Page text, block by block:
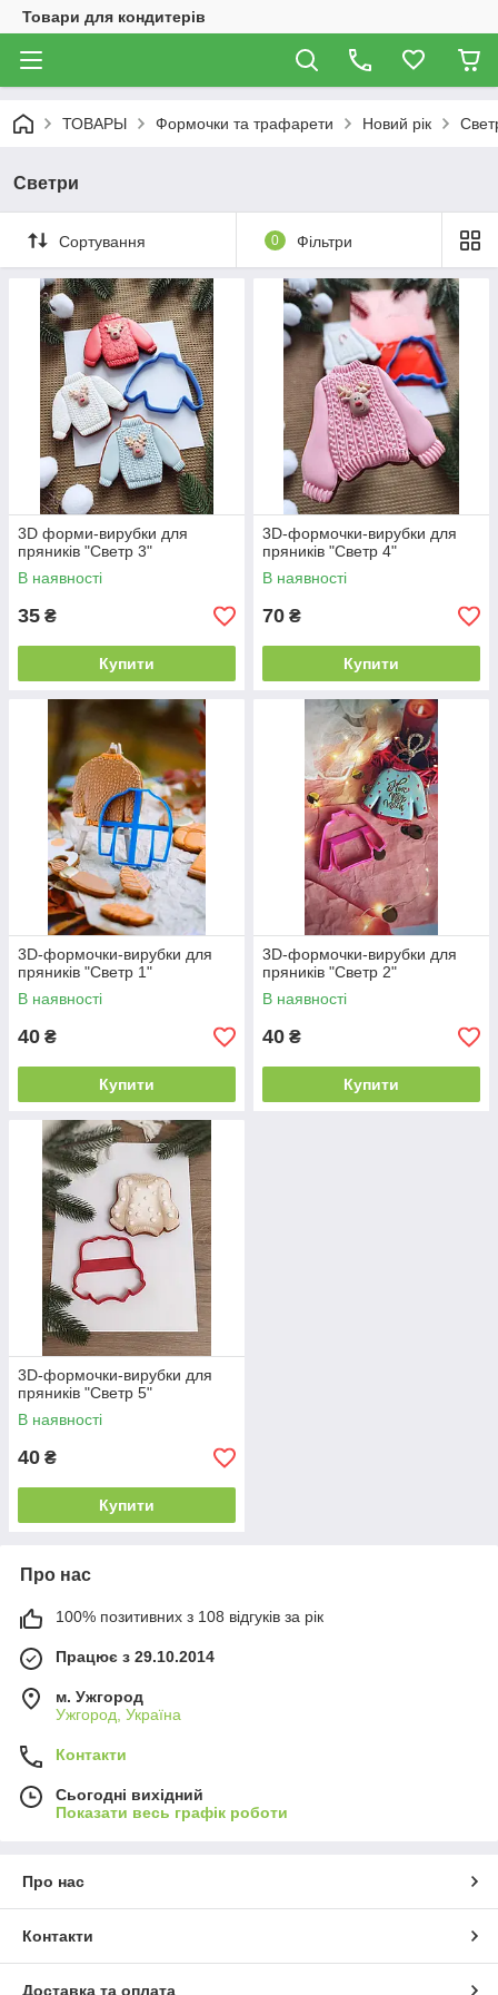
Товари для кондитерів
ТОВАРЫ Формочки та трафарети Новий рік
Светри
Сортування 0 Фільтри
3D форми-вирубки для
пряників "Светр 3"
В наявності
35 ₴
Купити
3D-формочки-вирубки для
пряників "Светр 4"
В наявності
70 ₴
Купити
3D-формочки-вирубки для
пряників "Светр 1"
В наявності
40 ₴
Купити
3D-формочки-вирубки для
пряників "Светр 2"
В наявності
40 ₴
Купити
3D-формочки-вирубки для
пряників "Светр 5"
В наявності
40 ₴
Купити
Про нас
100% позитивних з 108 відгуків за рік
Працює з 29.10.2014
м. Ужгород
Ужгород, Україна
Контакти
Сьогодні вихідний
Показати весь графік роботи
Про нас
Контакти
Доставка та оплата